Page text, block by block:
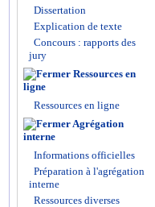
Dissertation
Explication de texte
Concours : rapports des
jury
Ressources en
ligne
Ressources en ligne
Agrégation
interne
Informations officielles
Préparation à l'agrégation
interne
Ressources diverses